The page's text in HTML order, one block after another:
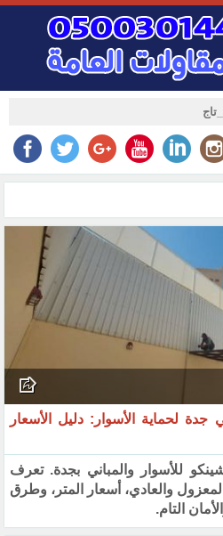
لحماية الأسوار: دليل الأسعار
للأسوار والمباني بجدة. تعرف
والعادي، أسعار المتر، وطرق
التام.